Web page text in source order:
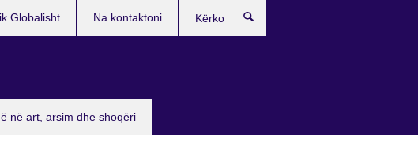
në art, arsim dhe shoqëri
Globalisht Na kontaktoni